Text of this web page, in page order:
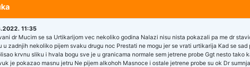
11:35
dr Mucim se sa Urtikarijom vec nekoliko godina Nalazi nisu nista pokazali pa me dr
u zadnjih nekoliko pijem svaku drugu noc Prestati ne mogu jer se vrati urtikarija Kad se
krvnu sliku i hvala bogu sve je u granicama normale sem jetrene probe Ggt nesto
je pokazao masnu jetru Ne pijem alkohoh Masnoce i ostale jetrene probe su ok Dr